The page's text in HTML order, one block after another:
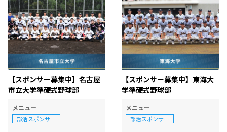
【スポンサー募集中】名古屋
市立大学準硬式野球部
メニュー
部活スポンサー
【スポンサー募集中】東海大
学準硬式野球部
メニュー
部活スポンサー